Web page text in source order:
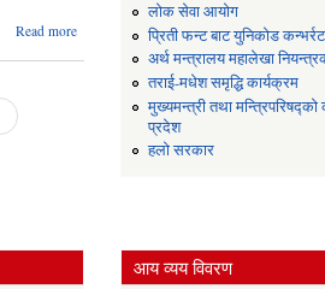
Read more
लोक सेवा आयोग
प्रिती फन्ट बाट युनिकोड
अर्थ मन्त्रालय महालेखा
तराई-मधेश समृद्धि कार्यक्रम
मुख्यमन्त्री तथा
प्रदेश
हलो सरकार
आय व्यय विवरण